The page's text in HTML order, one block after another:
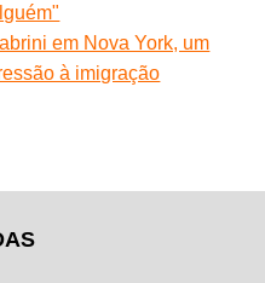
em Nova York, um
à imigração